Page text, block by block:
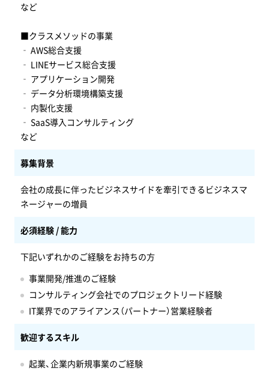
など
■クラスメソッドの事業
‐ AWS総合支援
‐ LINEサービス総合支援
‐ アプリケーション開発
‐ データ分析環境構築支援
‐ 内製化支援
‐ SaaS導入コンサルティング
など
募集背景
会社の成長に伴ったビジネスサイドを牽引できるビジネスマ
ネージャーの増員
必須経験 / 能力
下記いずれかのご経験をお持ちの方
事業開発/推進のご経験
コンサルティング会社でのプロジェクトリード経験
IT業界でのアライアンス（パートナー）営業経験者
歓迎するスキル
起業、企業内新規事業のご経験